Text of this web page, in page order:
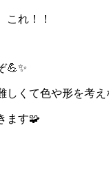
これ！！
💪✨
しくて色や形を考
ます🧩